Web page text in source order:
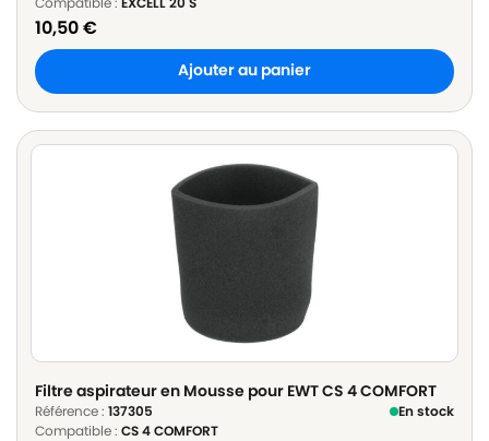
10,50€
Ajouter au panier
Filtre aspirateur en Mousse pour EWT CS 4 COMFORT
Référence : 137305
En stock
Compatible : CS 4 COMFORT